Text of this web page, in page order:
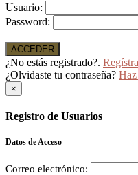
Usuario:
Password:
ACCEDER
¿No estás registrado?.
¿Olvidaste tu contraseña?
×
Registro de Usuarios
Datos de Acceso
Correo electrónico: